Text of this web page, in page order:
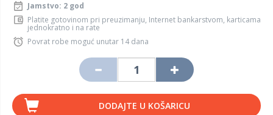
Jamstvo: 2 god
Platite gotovinom pri preuzimanju, Internet bankarstvom, karticama
jednokratno i na rate
Povrat robe moguć unutar 14 dana
DODAJTE U KOŠARICU